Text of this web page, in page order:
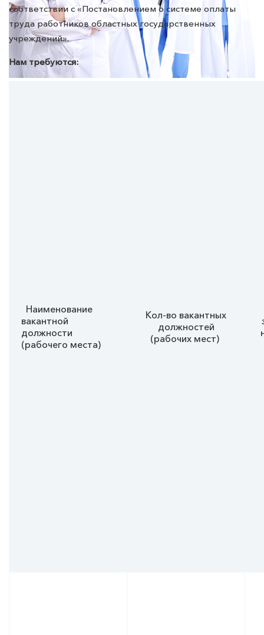
соответствии с «Постановлением о системе оплаты
труда работников областных государственных
учреждений».
Нам требуются:
Наименование
вакантной
должности
(рабочего места)
Кол-во вакантных
должностей
(рабочих мест)